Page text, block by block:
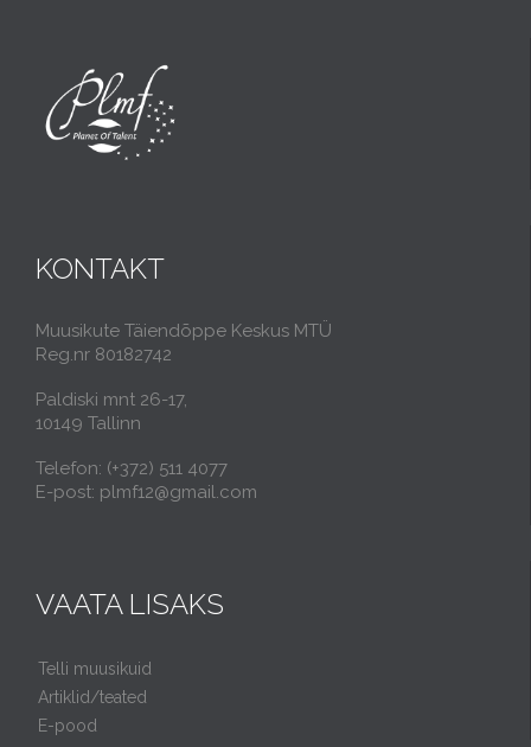
KONTAKT
Muusikute Täiendõppe Keskus MTÜ
Reg.nr 80182742
Paldiski mnt 26-17,
10149 Tallinn
Telefon: (+372) 511 4077
E-post: plmf12@gmail.com
VAATA LISAKS
Telli muusikuid
Artiklid/teated
E-pood